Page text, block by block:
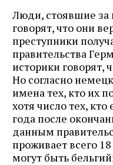
Люди, стоявшие
говорят, что они
преступники
правительства
историки говорят,
Но согласно
имена тех, кто их
хотя число тех,
года после
данным
проживает всего
могут быть